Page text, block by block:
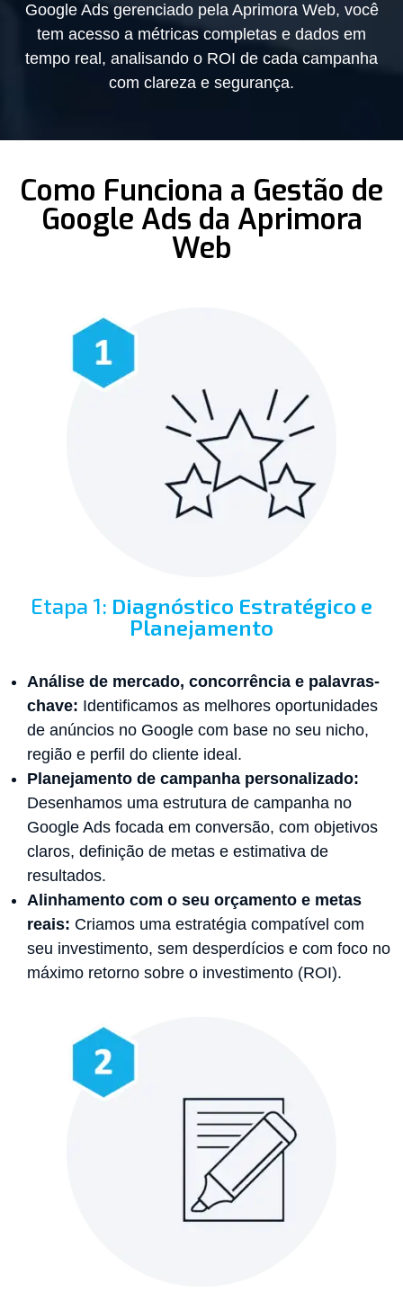
Google Ads gerenciado pela Aprimora Web, você
tem acesso a métricas completas e dados em
tempo real, analisando o ROI de cada campanha
com clareza e segurança.
Como Funciona a Gestão de
Google Ads da Aprimora
Web
Etapa 1: Diagnóstico Estratégico e
Planejamento
Análise de mercado, concorrência e palavras-
chave: Identificamos as melhores oportunidades
de anúncios no Google com base no seu nicho,
região e perfil do cliente ideal.
Planejamento de campanha personalizado:
Desenhamos uma estrutura de campanha no
Google Ads focada em conversão, com objetivos
claros, definição de metas e estimativa de
resultados.
Alinhamento com o seu orçamento e metas
reais: Criamos uma estratégia compatível com
seu investimento, sem desperdícios e com foco no
máximo retorno sobre o investimento (ROI).